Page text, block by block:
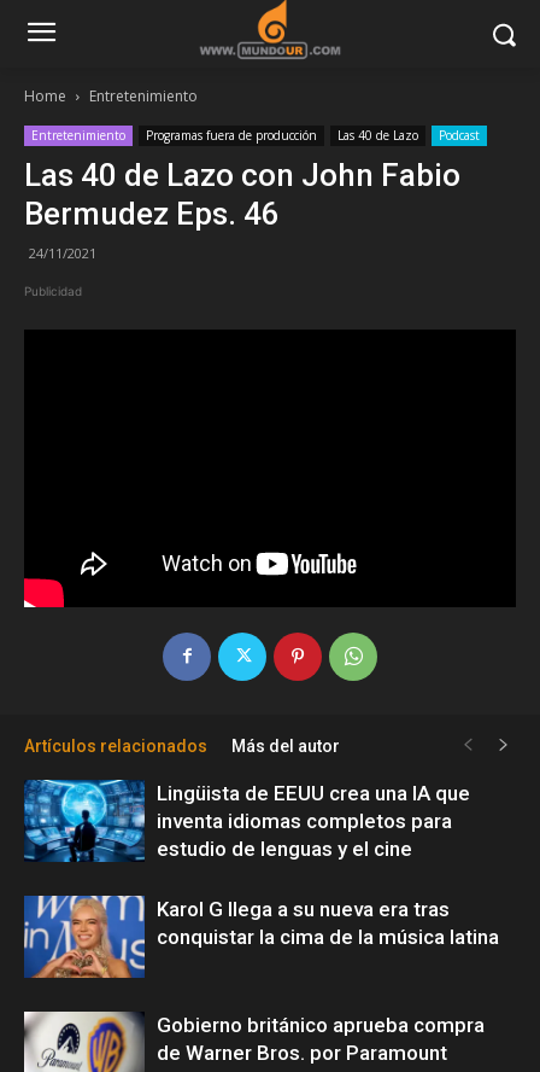
Home Entretenimiento
Entretenimiento Programas fuera de producción Las 40 de Lazo Podcast
Las 40 de Lazo con John Fabio
Bermudez Eps. 46
24/11/2021
Publicidad
Artículos relacionados Más del autor
Lingüista de EEUU crea una IA que
inventa idiomas completos para
estudio de lenguas y el cine
Karol G llega a su nueva era tras
conquistar la cima de la música latina
Gobierno británico aprueba compra
de Warner Bros. por Paramount